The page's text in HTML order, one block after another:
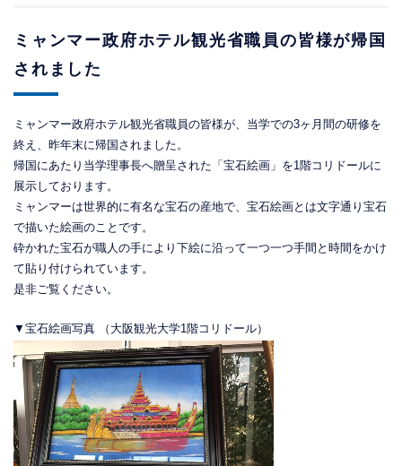
ミャンマー政府ホテル観光省職員の皆様が帰国
されました
ミャンマー政府ホテル観光省職員の皆様が、当学での3ヶ月間の研修を
終え、昨年末に帰国されました。
帰国にあたり当学理事長へ贈呈された「宝石絵画」を1階コリドールに
展示しております。
ミャンマーは世界的に有名な宝石の産地で、宝石絵画とは文字通り宝石
で描いた絵画のことです。
砕かれた宝石が職人の手により下絵に沿って一つ一つ手間と時間をかけ
て貼り付けられています。
是非ご覧ください。
▼宝石絵画写真 （大阪観光大学1階コリドール）